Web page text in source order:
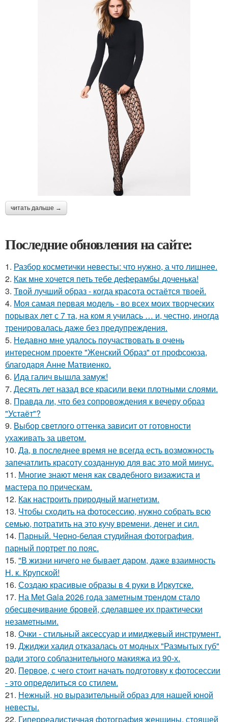
читать дальше →
Последние обновления на сайте:
1. Разбор косметички невесты: что нужно, а что лишнее.
2. Как мне хочется петь тебе деферамбы доченька!
3. Твой лучший образ - когда красота остаётся твоей.
4. Моя самая первая модель - во всех моих творческих
порывах лет с 7 та, на ком я училась … и, честно, иногда
тренировалась даже без предупреждения.
5. Недавно мне удалось поучаствовать в очень
интересном проекте "Женский Образ" от профсоюза,
благодаря Анне Матвиенко.
6. Ида галич вышла замуж!
7. Десять лет назад все красили веки плотными слоями.
8. Правда ли, что без сопровождения к вечеру образ
"Устаёт"?
9. Выбор светлого оттенка зависит от готовности
ухаживать за цветом.
10. Да, в последнее время не всегда есть возможность
запечатлить красоту созданную для вас это мой минус.
11. Многие знают меня как свадебного визажиста и
мастера по прическам.
12. Как настроить природный магнетизм.
13. Чтобы сходить на фотосессию, нужно собрать всю
семью, потратить на это кучу времени, денег и сил.
14. Парный. Черно-белая студийная фотография,
парный портрет по пояс.
15. "В жизни ничего не бывает даром, даже взаимность
Н. к. Крупской!
16. Создаю красивые образы в 4 руки в Иркутске.
17. На Met Gala 2026 года заметным трендом стало
обесцвечивание бровей, сделавшее их практически
незаметными.
18. Очки - стильный аксессуар и имиджевый инструмент.
19. Джиджи хадид отказалась от модных "Размытых губ"
ради этого соблазнительного макияжа из 90-х.
20. Первое, с чего стоит начать подготовку к фотосессии
- это определиться со стилем.
21. Нежный, но выразительный образ для нашей юной
невесты.
22. Гиперреалистичная фотография женщины, стоящей